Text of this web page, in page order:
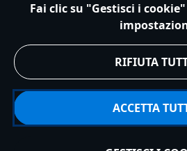
Accessibility
Fai clic su "Gestisci i
RIFIUTA
ACCETTA